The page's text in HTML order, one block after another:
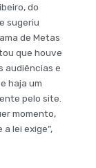
do
sugeriu
de Metas
que houve
audiências e
haja um
pelo site.
momento,
lei exige”,